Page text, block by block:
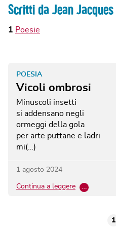
Scritti da Jean Jacques
1 Poesie
Vicoli ombrosi
POESIA
Minuscoli insetti
si addensano negli
ormeggi della gola
per arte puttane e ladri
mi(…)
1 agosto 2024
Continua a leggere …
1